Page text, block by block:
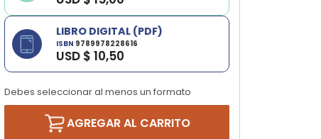
LIBRO DIGITAL (PDF)
ISBN 9789978228616
USD $ 10,50
Debes seleccionar al menos un formato
AGREGAR AL CARRITO